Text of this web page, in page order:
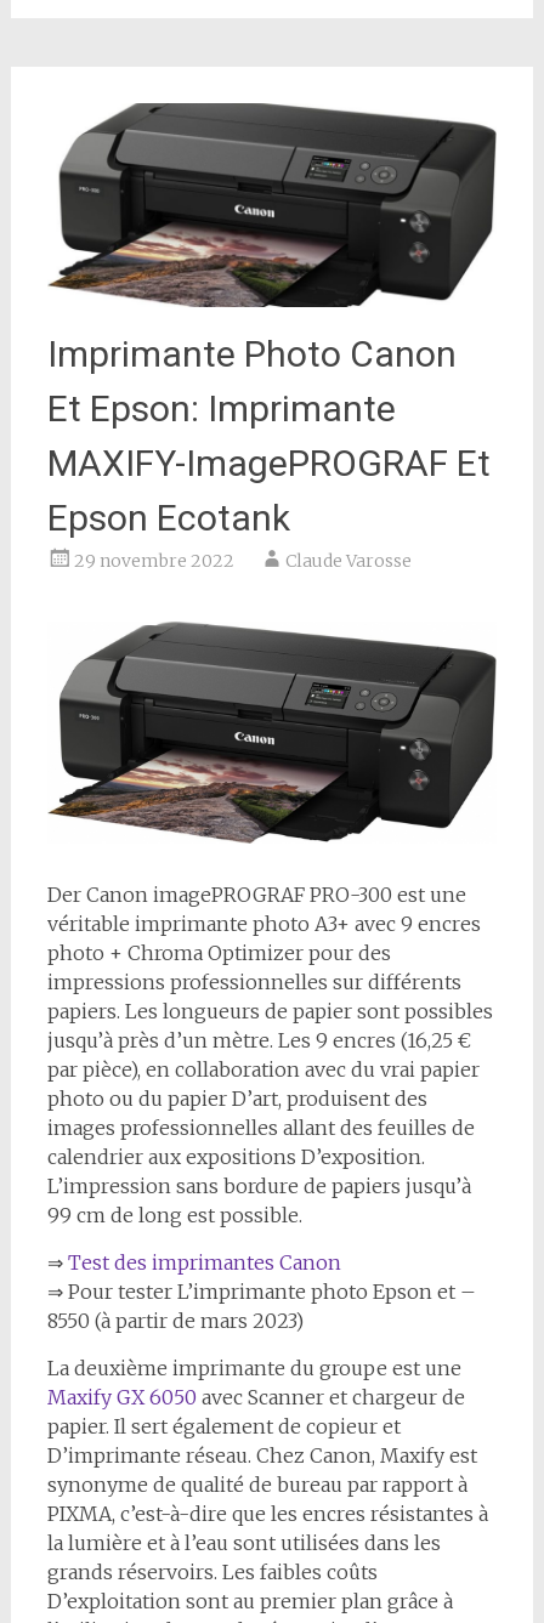
Imprimante Photo Canon
Et Epson: Imprimante
MAXIFY-ImagePROGRAF Et
Epson Ecotank
29 novembre 2022 Claude Varosse
Der Canon imagePROGRAF PRO-300 est une
véritable imprimante photo A3+ avec 9 encres
photo + Chroma Optimizer pour des
impressions professionnelles sur différents
papiers. Les longueurs de papier sont possibles
jusqu’à près d’un mètre. Les 9 encres (16,25 €
par pièce), en collaboration avec du vrai papier
photo ou du papier D’art, produisent des
images professionnelles allant des feuilles de
calendrier aux expositions D’exposition.
L’impression sans bordure de papiers jusqu’à
99 cm de long est possible.
⇒ Test des imprimantes Canon
⇒ Pour tester L’imprimante photo Epson et –
8550 (à partir de mars 2023)
La deuxième imprimante du groupe est une
Maxify GX 6050 avec Scanner et chargeur de
papier. Il sert également de copieur et
D’imprimante réseau. Chez Canon, Maxify est
synonyme de qualité de bureau par rapport à
PIXMA, c’est-à-dire que les encres résistantes à
la lumière et à l’eau sont utilisées dans les
grands réservoirs. Les faibles coûts
D’exploitation sont au premier plan grâce à